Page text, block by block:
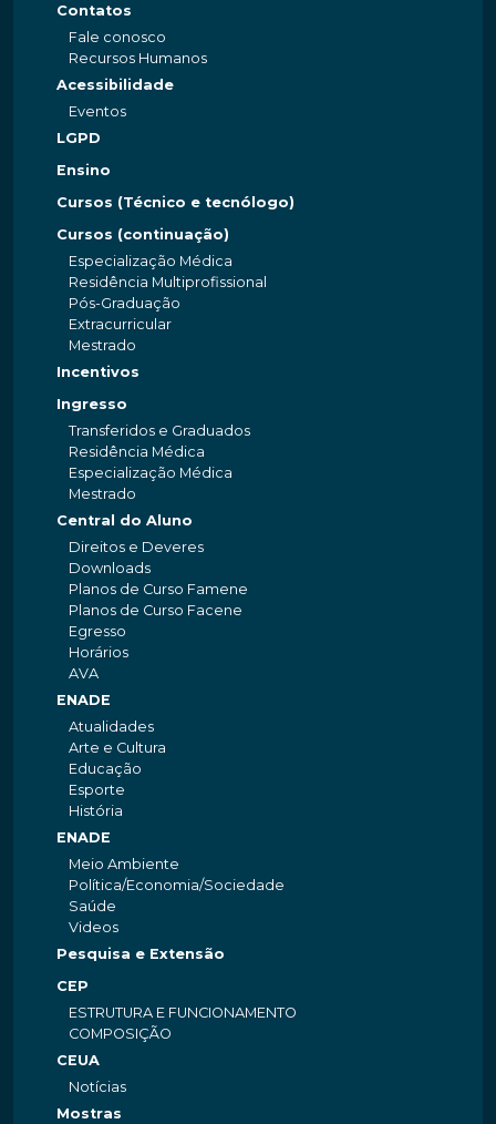
Contatos
Fale conosco
Recursos Humanos
Acessibilidade
Eventos
LGPD
Ensino
Cursos (Técnico e tecnólogo)
Cursos (continuação)
Especialização Médica
Residência Multiprofissional
Pós-Graduação
Extracurricular
Mestrado
Incentivos
Ingresso
Transferidos e Graduados
Residência Médica
Especialização Médica
Mestrado
Central do Aluno
Direitos e Deveres
Downloads
Planos de Curso Famene
Planos de Curso Facene
Egresso
Horários
AVA
ENADE
Atualidades
Arte e Cultura
Educação
Esporte
História
ENADE
Meio Ambiente
Política/Economia/Sociedade
Saúde
Videos
Pesquisa e Extensão
CEP
ESTRUTURA E FUNCIONAMENTO
COMPOSIÇÃO
CEUA
Notícias
Mostras